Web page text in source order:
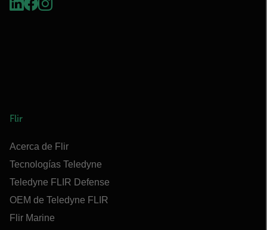
Flir
Acerca de Flir
Tecnologías Teledyne
Teledyne FLIR Defense
OEM de Teledyne FLIR
Flir Marine